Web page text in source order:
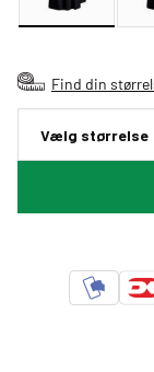
Find din
Vælg størrelse